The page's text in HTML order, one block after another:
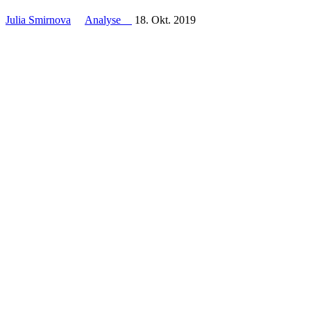
Julia Smirnova Analyse 18. Okt. 2019